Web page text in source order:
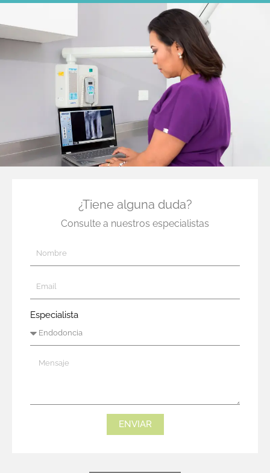
¿Tiene alguna duda?
Consulte a nuestros especialistas
Especialista
ENVIAR